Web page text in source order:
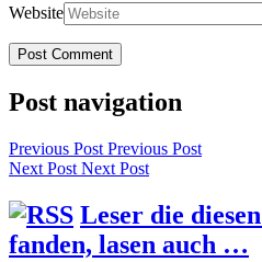
Website
Post navigation
Previous Post Previous Post
Next Post Next Post
Leser die
fanden, lasen auch …